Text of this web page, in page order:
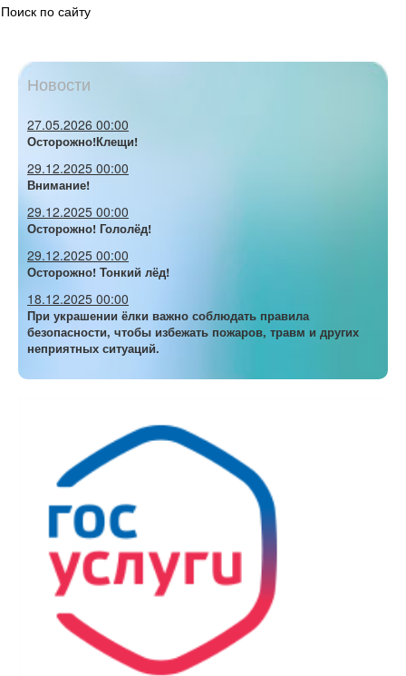
Поиск по сайту
Новости
27.05.2026 00:00
Осторожно!Клещи!
29.12.2025 00:00
Внимание!
29.12.2025 00:00
Осторожно! Гололёд!
29.12.2025 00:00
Осторожно! Тонкий лёд!
18.12.2025 00:00
При украшении ёлки важно соблюдать правила
безопасности, чтобы избежать пожаров, травм и других
неприятных ситуаций.